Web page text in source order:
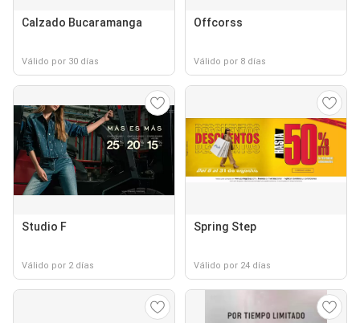
Calzado Bucaramanga
Válido por 30 días
Offcorss
Válido por 8 días
Studio F
Válido por 2 días
Spring Step
Válido por 24 días